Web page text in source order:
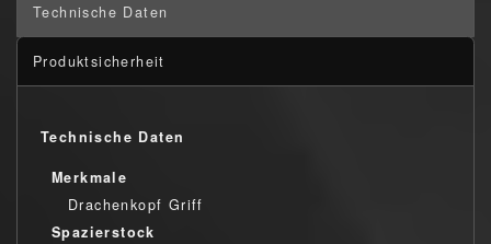
Technische Daten
Produktsicherheit
Technische Daten
Merkmale
Drachenkopf Griff
Spazierstock